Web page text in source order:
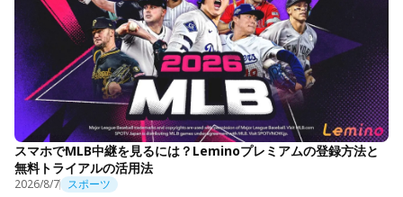
スマホでMLB中継を見るには？Leminoプレミアムの登録方法と
無料トライアルの活用法
2026/8/7 スポーツ